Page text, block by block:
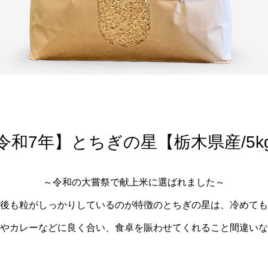
和7年】とちぎの星【栃木県産/
～令和の大嘗祭で献上米に選ばれました～
も粒がしっかりしているのが特徴のとちぎの星は、冷めて
カレーなどに良く合い、食卓を賑わせてくれること間違い